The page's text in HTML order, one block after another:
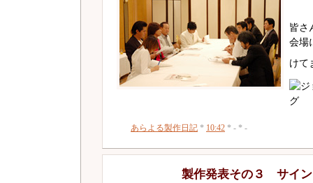
皆さ
会場
けて
あらよる製作日記 * 10:42 * - * -
製作発表その３ サイン